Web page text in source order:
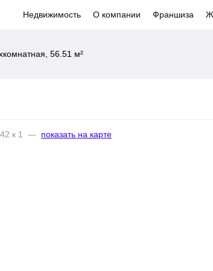
Недвижимость О компании Франшиза
56.51 м²
к 1 — показать на карте